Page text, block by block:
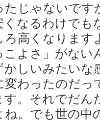
たじゃないです
くなるわけでも
ろ高くなります
こよさ」がない
かしいみたいな
変わったのだ
す。それでだん
ね。でも世の中